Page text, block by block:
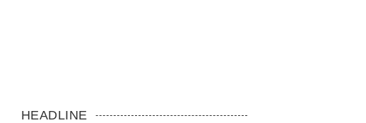
HEADLINE